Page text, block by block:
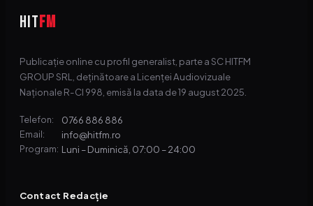
HITFM
Publicație online cu profil generalist, parte a SC HITFM
GROUP SRL, deținătoare a Licenței Audiovizuale
Naționale R-CI 998, emisă la data de 19 august 2025.
Telefon: 0766 886 886
Email: info@hitfm.ro
Program: Luni – Duminică, 07:00 – 24:00
Contact Redacție